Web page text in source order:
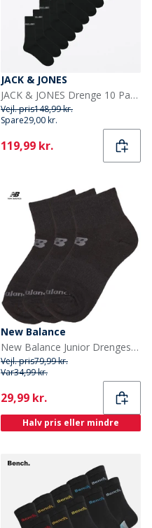
JACK & JONES
JACK & JONES Drenge 10 Par Regn Tennissokker Sorte
Vejl. pris148,99 kr.
Spare29,00 kr.
Current
119,99 kr.
New Balance
New Balance Junior Drengesokser 3-pak Kvart Sorter
Vejl. pris79,99 kr.
Var34,99 kr.
Current
29,99 kr.
Halv pris eller mindre